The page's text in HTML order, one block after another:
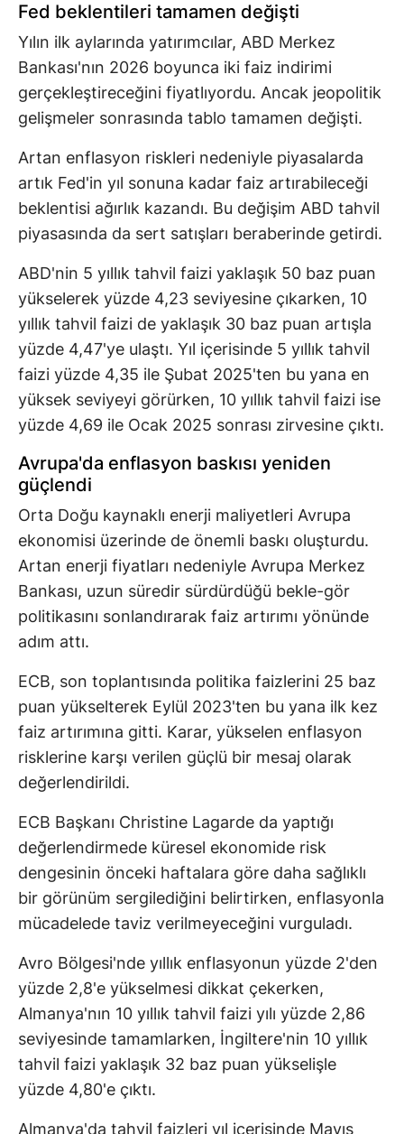
Fed beklentileri tamamen değişti
Yılın ilk aylarında yatırımcılar, ABD Merkez
Bankası'nın 2026 boyunca iki faiz indirimi
gerçekleştireceğini fiyatlıyordu. Ancak jeopolitik
gelişmeler sonrasında tablo tamamen değişti.
Artan enflasyon riskleri nedeniyle piyasalarda
artık Fed'in yıl sonuna kadar faiz artırabileceği
beklentisi ağırlık kazandı. Bu değişim ABD tahvil
piyasasında da sert satışları beraberinde getirdi.
ABD'nin 5 yıllık tahvil faizi yaklaşık 50 baz puan
yükselerek yüzde 4,23 seviyesine çıkarken, 10
yıllık tahvil faizi de yaklaşık 30 baz puan artışla
yüzde 4,47'ye ulaştı. Yıl içerisinde 5 yıllık tahvil
faizi yüzde 4,35 ile Şubat 2025'ten bu yana en
yüksek seviyeyi görürken, 10 yıllık tahvil faizi ise
yüzde 4,69 ile Ocak 2025 sonrası zirvesine çıktı.
Avrupa'da enflasyon baskısı yeniden
güçlendi
Orta Doğu kaynaklı enerji maliyetleri Avrupa
ekonomisi üzerinde de önemli baskı oluşturdu.
Artan enerji fiyatları nedeniyle Avrupa Merkez
Bankası, uzun süredir sürdürdüğü bekle-gör
politikasını sonlandırarak faiz artırımı yönünde
adım attı.
ECB, son toplantısında politika faizlerini 25 baz
puan yükselterek Eylül 2023'ten bu yana ilk kez
faiz artırımına gitti. Karar, yükselen enflasyon
risklerine karşı verilen güçlü bir mesaj olarak
değerlendirildi.
ECB Başkanı Christine Lagarde da yaptığı
değerlendirmede küresel ekonomide risk
dengesinin önceki haftalara göre daha sağlıklı
bir görünüm sergilediğini belirtirken, enflasyonla
mücadelede taviz verilmeyeceğini vurguladı.
Avro Bölgesi'nde yıllık enflasyonun yüzde 2'den
yüzde 2,8'e yükselmesi dikkat çekerken,
Almanya'nın 10 yıllık tahvil faizi yılı yüzde 2,86
seviyesinde tamamlarken, İngiltere'nin 10 yıllık
tahvil faizi yaklaşık 32 baz puan yükselişle
yüzde 4,80'e çıktı.
Almanya'da tahvil faizleri yıl içerisinde Mayıs